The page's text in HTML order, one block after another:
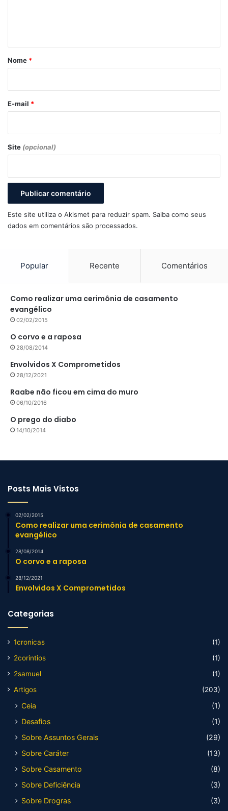
r
*
Nome *
E-mail *
Site (opcional)
Este site utiliza o Akismet para reduzir spam. Saiba como seus
dados em comentários são processados.
Popular Recente Comentários
Como realizar uma cerimônia de casamento
evangélico
02/02/2015
O corvo e a raposa
28/08/2014
Envolvidos X Comprometidos
28/12/2021
Raabe não ficou em cima do muro
06/10/2016
O prego do diabo
14/10/2014
Posts Mais Vistos
02/02/2015
Como realizar uma cerimônia de casamento
evangélico
28/08/2014
O corvo e a raposa
28/12/2021
Envolvidos X Comprometidos
Categorias
1cronicas
(1)
2corintios
(1)
2samuel
(1)
Artigos
(203)
Ceia
(1)
Desafios
(1)
Sobre Assuntos Gerais
(29)
Sobre Caráter
(13)
Sobre Casamento
(8)
Sobre Deficiência
(3)
Sobre Drogras
(3)